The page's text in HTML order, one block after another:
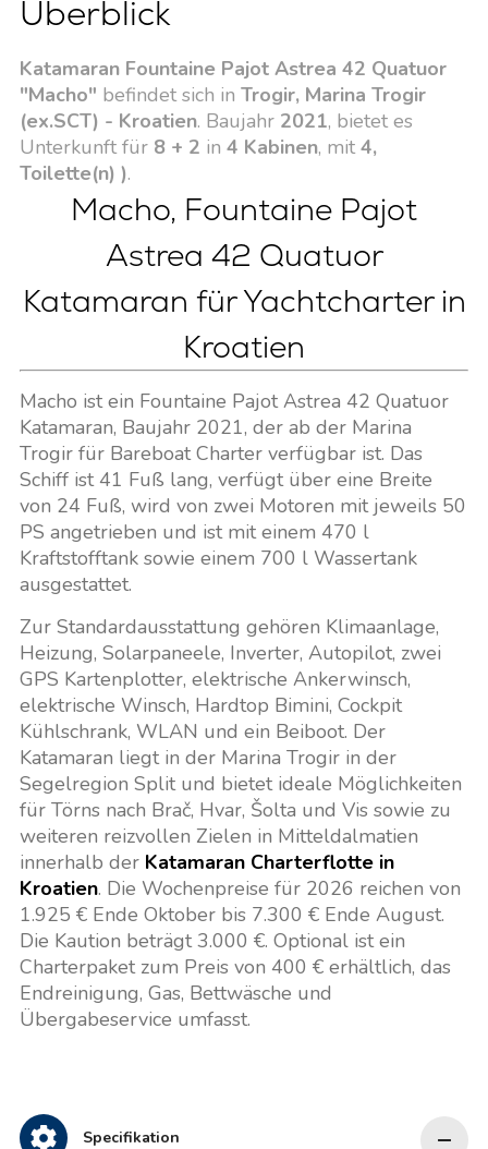
Überblick
Katamaran Fountaine Pajot Astrea 42 Quatuor
"Macho" befindet sich in Trogir, Marina Trogir
(ex.SCT) - Kroatien. Baujahr 2021, bietet es
Unterkunft für 8 + 2 in 4 Kabinen, mit 4,
Toilette(n) ).
Macho, Fountaine Pajot
Astrea 42 Quatuor
Katamaran für Yachtcharter in
Kroatien
Macho ist ein Fountaine Pajot Astrea 42 Quatuor
Katamaran, Baujahr 2021, der ab der Marina
Trogir für Bareboat Charter verfügbar ist. Das
Schiff ist 41 Fuß lang, verfügt über eine Breite
von 24 Fuß, wird von zwei Motoren mit jeweils 50
PS angetrieben und ist mit einem 470 l
Kraftstofftank sowie einem 700 l Wassertank
ausgestattet.
Zur Standardausstattung gehören Klimaanlage,
Heizung, Solarpaneele, Inverter, Autopilot, zwei
GPS Kartenplotter, elektrische Ankerwinsch,
elektrische Winsch, Hardtop Bimini, Cockpit
Kühlschrank, WLAN und ein Beiboot. Der
Katamaran liegt in der Marina Trogir in der
Segelregion Split und bietet ideale Möglichkeiten
für Törns nach Brač, Hvar, Šolta und Vis sowie zu
weiteren reizvollen Zielen in Mitteldalmatien
innerhalb der Katamaran Charterflotte in
Kroatien. Die Wochenpreise für 2026 reichen von
1.925 € Ende Oktober bis 7.300 € Ende August.
Die Kaution beträgt 3.000 €. Optional ist ein
Charterpaket zum Preis von 400 € erhältlich, das
Endreinigung, Gas, Bettwäsche und
Übergabeservice umfasst.
Specifikation